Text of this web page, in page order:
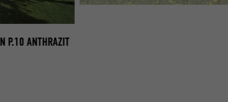
P.10 ANTHRAZIT